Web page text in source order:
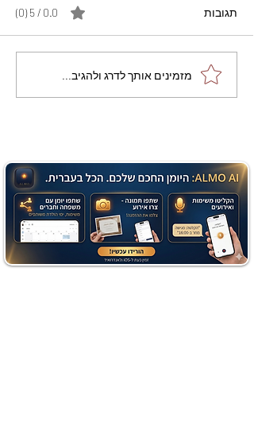
מתכון מנצח עוגת מייפל
שוקולד בחושה וקלה - זיוה
תגובות 0.0 / 5 ‏(0)
מזמינים אותך לדרג ולהגיב...